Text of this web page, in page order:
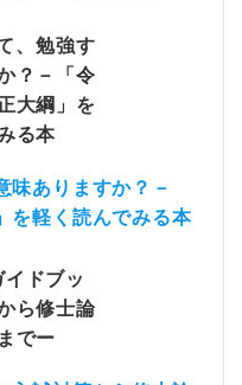
味ありますか？－
を軽く読んでみる本